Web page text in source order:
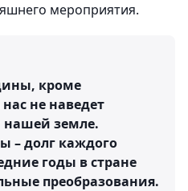
мероприятия.
кроме
не наведет
нашей земле.
– долг каждого
годы в стране
преобразования.